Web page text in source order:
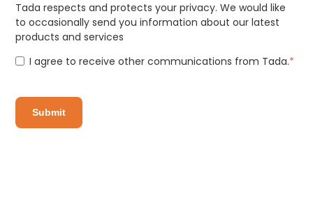
Tada respects and protects your privacy. We would like
to occasionally send you information about our latest
products and services
I agree to receive other communications from Tada.*